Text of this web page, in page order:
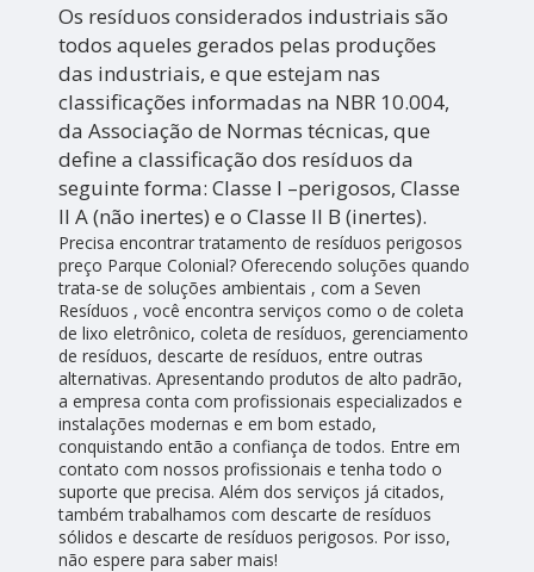
Os resíduos considerados industriais são
todos aqueles gerados pelas produções
das industriais, e que estejam nas
classificações informadas na NBR 10.004,
da Associação de Normas técnicas, que
define a classificação dos resíduos da
seguinte forma: Classe I –perigosos, Classe
II A (não inertes) e o Classe II B (inertes).
Precisa encontrar tratamento de resíduos perigosos
preço Parque Colonial? Oferecendo soluções quando
trata-se de soluções ambientais , com a Seven
Resíduos , você encontra serviços como o de coleta
de lixo eletrônico, coleta de resíduos, gerenciamento
de resíduos, descarte de resíduos, entre outras
alternativas. Apresentando produtos de alto padrão,
a empresa conta com profissionais especializados e
instalações modernas e em bom estado,
conquistando então a confiança de todos. Entre em
contato com nossos profissionais e tenha todo o
suporte que precisa. Além dos serviços já citados,
também trabalhamos com descarte de resíduos
sólidos e descarte de resíduos perigosos. Por isso,
não espere para saber mais!